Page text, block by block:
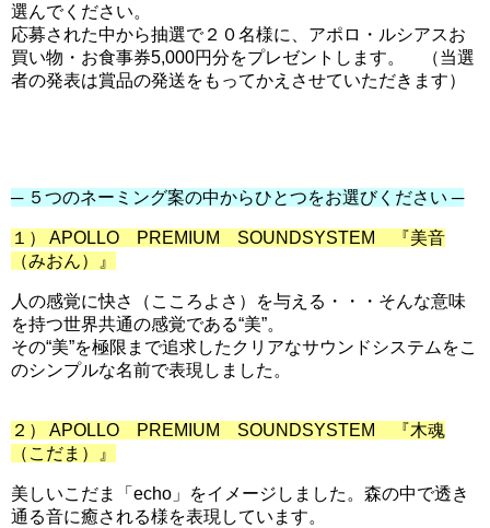
選んでください。
応募された中から抽選で２０名様に、アポロ・ルシアスお
買い物・お食事券5,000円分をプレゼントします。 （当選
者の発表は賞品の発送をもってかえさせていただきます）
─ ５つのネーミング案の中からひとつをお選びください ─
１） APOLLO PREMIUM SOUNDSYSTEM 『美音
（みおん）』
人の感覚に快さ（こころよさ）を与える・・・そんな意味
を持つ世界共通の感覚である“美”。
その“美”を極限まで追求したクリアなサウンドシステムをこ
のシンプルな名前で表現しました。
２） APOLLO PREMIUM SOUNDSYSTEM 『木魂
（こだま）』
美しいこだま「echo」をイメージしました。森の中で透き
通る音に癒される様を表現しています。